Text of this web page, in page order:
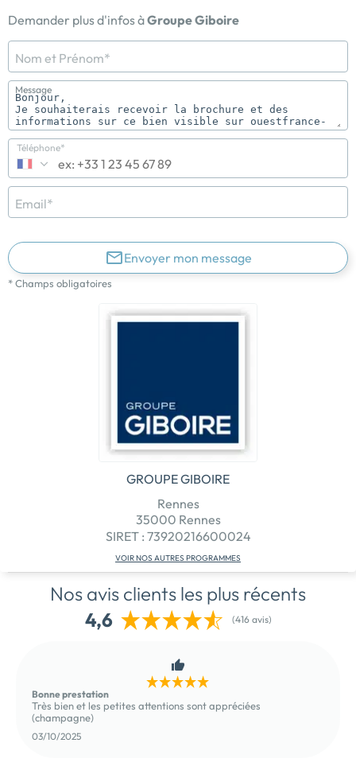
GROUPE GIBOIRE
Rennes
35000 Rennes
SIRET : 73920216600024
VOIR NOS AUTRES PROGRAMMES
Demander plus d'infos àGroupe Giboire
Nom et Prénom*
Message
Téléphone*
Email*
Envoyer mon message
* Champs obligatoires
Nos avis clients les plus récents
4,6
(416 avis)
Bonne prestation
Très bien et les petites attentions sont appréciées
(champagne)
03/10/2025